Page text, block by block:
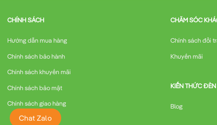
CHÍNH SÁCH
Hướng dẫn mua hàng
Chính sách bảo hành
Chính sách khuyến mãi
Chính sách bảo mật
Chính sách giao hàng
CHĂM SÓC
Chính sách đổi
Khuyến mãi
KIẾN THỨC ĐÈN
Blog
Chat Zalo